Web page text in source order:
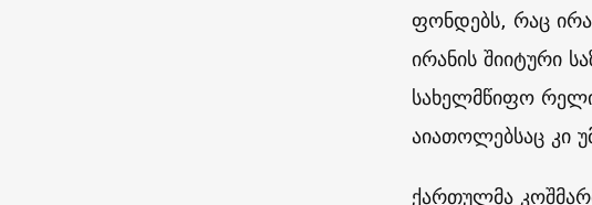
ფონდებს, რაც
ირანის შიიტური
სახელმწიფო
აიათოლებსაც კი
ქართულმა